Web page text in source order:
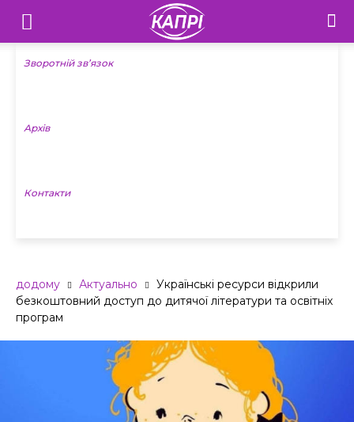
Телебачення
«Капрі»
Новини
Зворотній зв’язок
Архів
Контакти
додому Актуально
Українські ресурси відкрили
безкоштовний доступ до дитячої літератури та освітніх
програм